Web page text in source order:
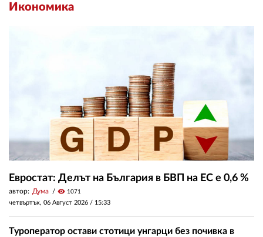
Икономика
Евростат: Делът на България в БВП на ЕС е 0,6 %
автор: Дума visibility 1071
четвъртък, 06 Август 2026 / 15:33
Туроператор остави стотици унгарци без почивка в